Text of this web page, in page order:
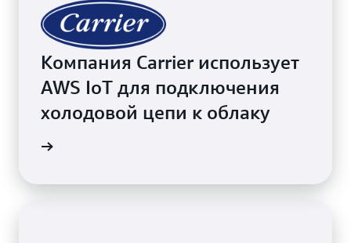
Компания Carrier использует
AWS IoT для подключения
холодовой цепи к облаку